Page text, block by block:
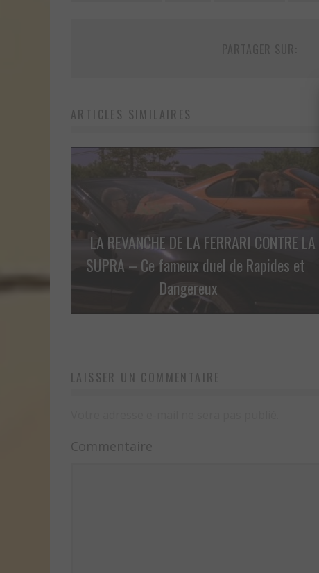
ARTICLES SIMILAIRES
LA REVANCHE DE LA FERRARI CONTRE LA
SUPRA – Ce fameux duel de Rapides et
Dangereux
LAISSER UN COMMENTAIRE
Commentaire